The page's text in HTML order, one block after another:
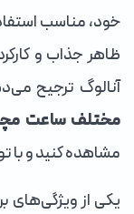
خود، مناسب
ظاهر جذاب و
آنالوگ ترجیح
مختلف ساعت
مشاهده کنید و با
یکی از ویژگی‌های